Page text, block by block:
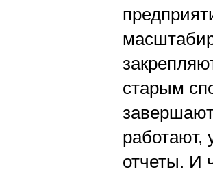
старым
работают,
отчеты. И